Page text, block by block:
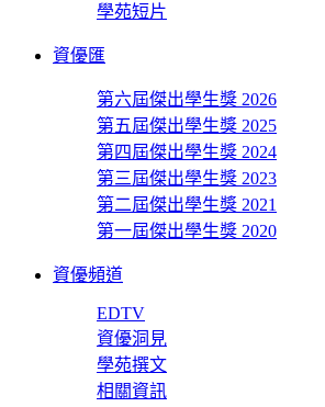
學苑短片
資優匯
第六屆傑出學生獎 2026
第五屆傑出學生獎 2025
第四屆傑出學生獎 2024
第三屆傑出學生獎 2023
第二屆傑出學生獎 2021
第一屆傑出學生獎 2020
資優頻道
EDTV
資優洞見
學苑撰文
相關資訊